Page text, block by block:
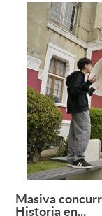
Masiva
Historia en...